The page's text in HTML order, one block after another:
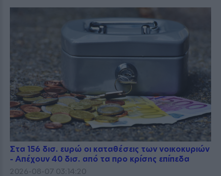
Στα 156 δισ. ευρώ οι καταθέσεις των νοικοκυριών
- Απέχουν 40 δισ. από τα προ κρίσης επίπεδα
2026-08-07 03:14:20